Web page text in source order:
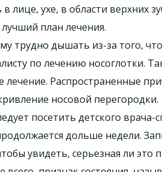
лице, ухе, в области верхних
план лечения.
трудно дышать из-за того,
по лечению носоглотки.
Распространенные
носовой перегородки.
посетить детского врача-
дольше недели.
увидеть, серьезная ли это